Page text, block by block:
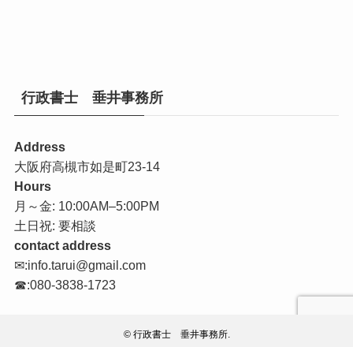
行政書士 垂井事務所
Address
大阪府高槻市如是町23-14
Hours
月～金: 10:00AM–5:00PM
土日祝: 要相談
contact address
✉:info.tarui@gmail.com
☎:080-3838-1723
©行政書士 垂井事務所.